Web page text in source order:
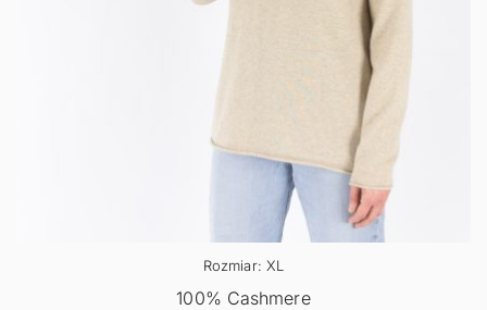
Rozmiar: XL
100% Cashmere